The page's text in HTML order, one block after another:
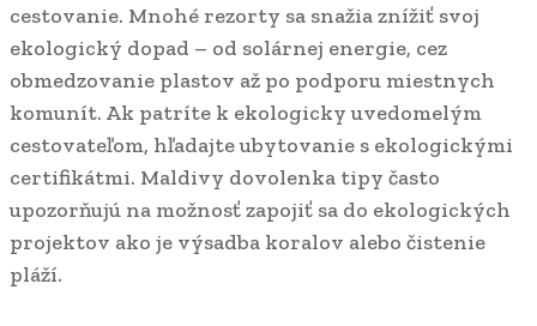
cestovanie. Mnohé rezorty sa snažia znížiť svoj
ekologický dopad – od solárnej energie, cez
obmedzovanie plastov až po podporu miestnych
komunít. Ak patríte k ekologicky uvedomelým
cestovateľom, hľadajte ubytovanie s ekologickými
certifikátmi. Maldivy dovolenka tipy často
upozorňujú na možnosť zapojiť sa do ekologických
projektov ako je výsadba koralov alebo čistenie
pláží.